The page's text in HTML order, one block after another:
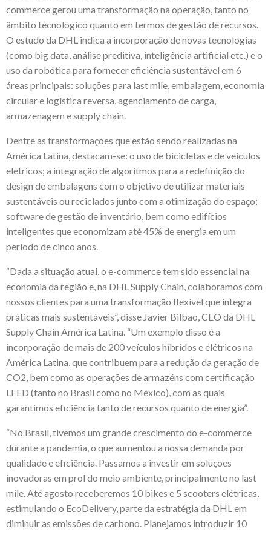
commerce gerou uma transformação na operação, tanto no
âmbito tecnológico quanto em termos de gestão de recursos.
O estudo da DHL indica a incorporação de novas tecnologias
(como big data, análise preditiva, inteligência artificial etc.) e o
uso da robótica para fornecer eficiência sustentável em 6
áreas principais: soluções para last mile, embalagem, economia
circular e logística reversa, agenciamento de carga,
armazenagem e supply chain.
Dentre as transformações que estão sendo realizadas na
América Latina, destacam-se: o uso de bicicletas e de veículos
elétricos; a integração de algoritmos para a redefinição do
design de embalagens com o objetivo de utilizar materiais
sustentáveis ou reciclados junto com a otimização do espaço;
software de gestão de inventário, bem como edifícios
inteligentes que economizam até 45% de energia em um
período de cinco anos.
“Dada a situação atual, o e-commerce tem sido essencial na
economia da região e, na DHL Supply Chain, colaboramos com
nossos clientes para uma transformação flexível que integra
práticas mais sustentáveis”, disse Javier Bilbao, CEO da DHL
Supply Chain América Latina. “Um exemplo disso é a
incorporação de mais de 200 veículos híbridos e elétricos na
América Latina, que contribuem para a redução da geração de
CO2, bem como as operações de armazéns com certificação
LEED (tanto no Brasil como no México), com as quais
garantimos eficiência tanto de recursos quanto de energia”.
“No Brasil, tivemos um grande crescimento do e-commerce
durante a pandemia, o que aumentou a nossa demanda por
qualidade e eficiência. Passamos a investir em soluções
inovadoras em prol do meio ambiente, principalmente no last
mile. Até agosto receberemos 10 bikes e 5 scooters elétricas,
estimulando o EcoDelivery, parte da estratégia da DHL em
diminuir as emissões de carbono. Planejamos introduzir 10